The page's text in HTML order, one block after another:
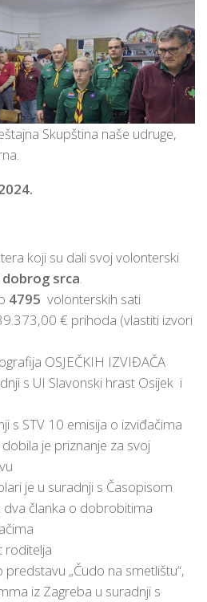
Skupština naše udruge,
koji su dali svoj volonterski
srca.
4795 volonterskih sati
€ prihoda (vlastiti izvori
OSJEČKIH IZVIĐAČA
s UI Slavonski hrast Osijek i
s STV 10 emisija o izviđačima
je priznanje za svoj
je u suradnji s Časopisom
dva članka o dobrobitima
roditelja
„Čudo na smetlištu“,
iz Zagreba u suradnji s